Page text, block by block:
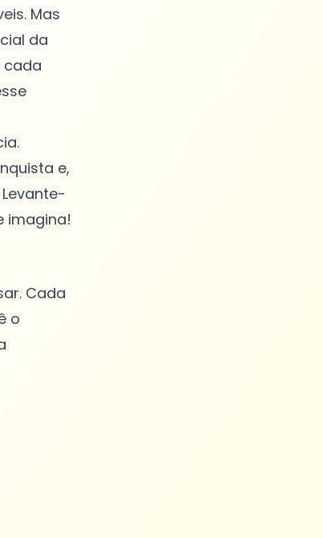
Mas
da
cada
e,
Cada
o